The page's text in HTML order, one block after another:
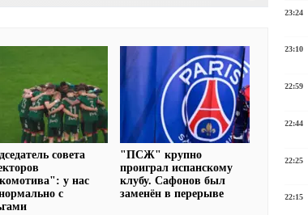
совета
у нас
с
"ПСЖ" крупно
проиграл испанскому
клубу. Сафонов был
заменён в перерыве
23:24
23:10
22:59
22:44
22:25
22:15